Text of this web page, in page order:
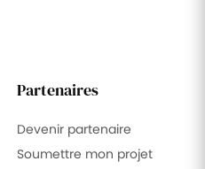
Partenaires
Devenir partenaire
Soumettre mon projet